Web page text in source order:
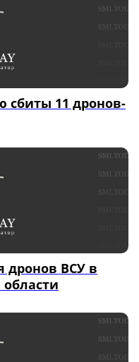
сбиты 11 дронов-
дронов ВСУ в
области